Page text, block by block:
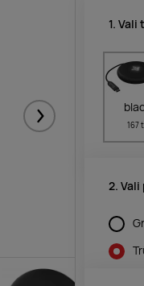
Järgmised
1.
167
2.